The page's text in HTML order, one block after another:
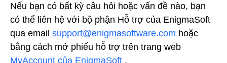
Nếu bạn có bất kỳ câu hỏi hoặc vấn đề nào, bạn
có thể liên hệ với bộ phận Hỗ trợ của EnigmaSoft
qua email support@enigmasoftware.com hoặc
bằng cách mở phiếu hỗ trợ trên trang web
MyAccount của EnigmaSoft .